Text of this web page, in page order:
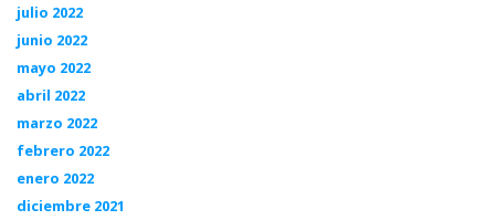
julio 2022
junio 2022
mayo 2022
abril 2022
marzo 2022
febrero 2022
enero 2022
diciembre 2021